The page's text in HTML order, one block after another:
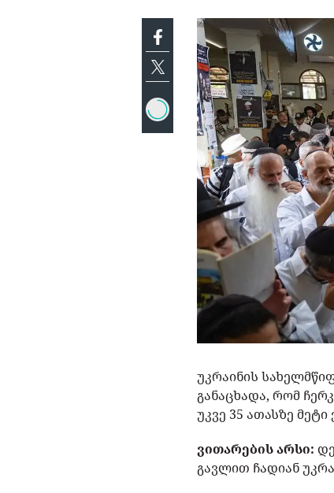
უკრაინის
განაცხადა, რომ
უკვე 35 ათასზე
ვითარების არსი:
გავლით ჩადიან